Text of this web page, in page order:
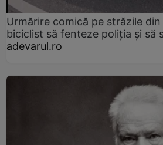
Urmărire comică pe străzile
biciclist să fenteze poliția și să
adevarul.ro